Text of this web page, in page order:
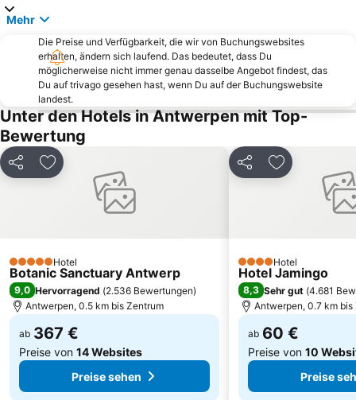
Merksem
Etangs d'Ixelles
Borgerhout
Sablon
Schelde
Brussels Park
Parc du Cinquantenaire
Hoboken
Heysel
Parc de Laeken
Kloster von Meersel-Dreef mit Mariapark
Thermen Dilbeek
Belgisches Comiczentrum
Zoo Antwerpen
Matongue
Leuven in Scene
Mehr
Die Preise und Verfügbarkeit, die wir von Buchungswebsites
erhalten, ändern sich laufend. Das bedeutet, dass Du
möglicherweise nicht immer genau dasselbe Angebot findest, das
Du auf trivago gesehen hast, wenn Du auf der Buchungswebsite
landest.
Unter den Hotels in Antwerpen mit Top-
Bewertung
Teilen Zu Favoriten hinzufügen
5 SterneHotel
Botanic Sanctuary Antwerp
9,0 Hervorragend (2.536 Bewertungen)
Antwerpen, 0.5 km bis Zentrum
ab 367 €
Preise von 14 Websites
Preise sehen
Teilen Zu Favoriten
4 SterneHotel
Hotel Jamingo
8,3 Sehr gut (4.681
Antwerpen, 0.7 km bis
ab 60 €
Preise von 10
Preise